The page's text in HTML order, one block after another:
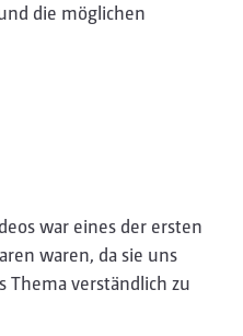
die möglichen
war eines der ersten
waren, da sie uns
Thema verständlich zu